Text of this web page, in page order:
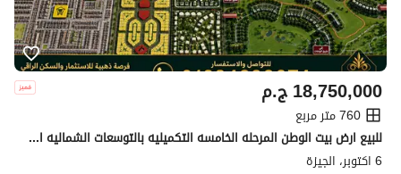
ج.م18,750,000
760 متر مربع
للبيع ارض بيت الوطن المرحله الخامسه التكميليه بالتوسعات الشماليه اكتوبر
6 اكتوبر، الجيزة